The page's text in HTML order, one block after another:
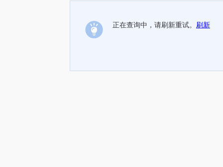
正在查询中，请刷新重试。 刷新